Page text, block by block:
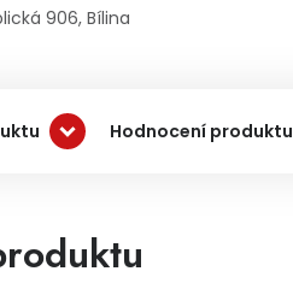
906, Bílina
Hodnocení produktu